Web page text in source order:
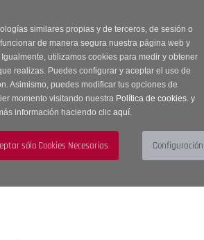
similares propias y de terceros, de sesión o
de manera segura nuestra página web y
utilizamos cookies para medir y obtener
realizas. Puedes configurar y aceptar el uso de
Asimismo, puedes modificar tus opciones de
momento visitando nuestra Política de cookies.y
información haciendo clic aquí.
OUTLET con código OUTLET20